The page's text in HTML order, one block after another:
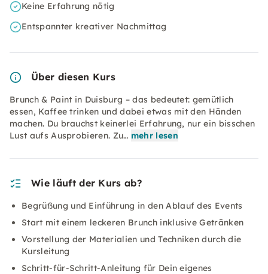
Keine Erfahrung nötig
Entspannter kreativer Nachmittag
Über diesen Kurs
Brunch & Paint in Duisburg – das bedeutet: gemütlich
essen, Kaffee trinken und dabei etwas mit den Händen
machen. Du brauchst keinerlei Erfahrung, nur ein bisschen
Lust aufs Ausprobieren. Zu… mehr lesen
Wie läuft der Kurs ab?
Begrüßung und Einführung in den Ablauf des Events
Start mit einem leckeren Brunch inklusive Getränken
Vorstellung der Materialien und Techniken durch die
Kursleitung
Schritt-für-Schritt-Anleitung für Dein eigenes